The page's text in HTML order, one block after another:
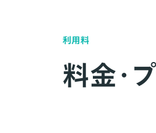
利用料
料金・